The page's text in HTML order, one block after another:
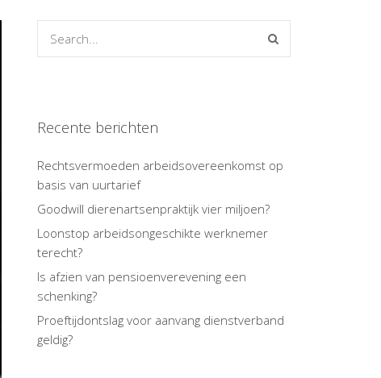
Recente berichten
Rechtsvermoeden arbeidsovereenkomst op
basis van uurtarief
Goodwill dierenartsenpraktijk vier miljoen?
Loonstop arbeidsongeschikte werknemer
terecht?
Is afzien van pensioenverevening een
schenking?
Proeftijdontslag voor aanvang dienstverband
geldig?